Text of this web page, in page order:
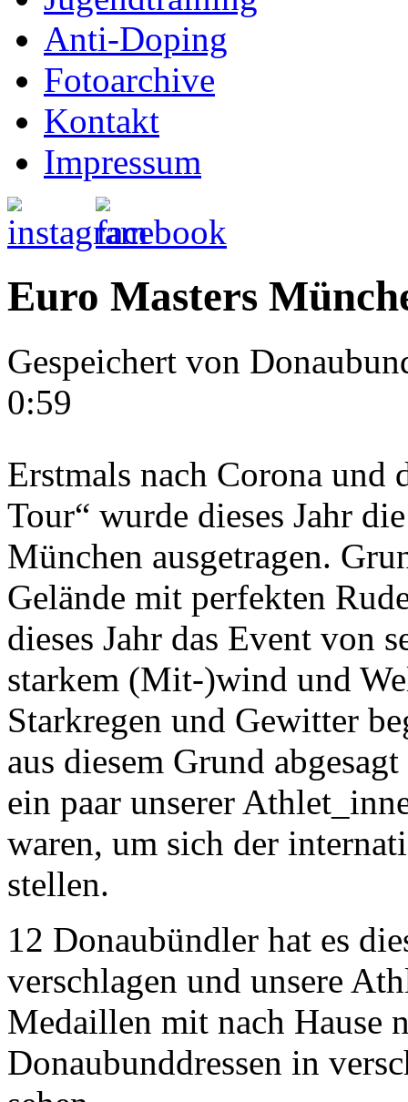
Anti-Doping
Fotoarchive
Kontakt
Impressum
Euro Masters
Gespeichert von
0:59
Erstmals nach Corona und
Tour“ wurde dieses Jahr
München ausgetragen.
Gelände mit perfekten
dieses Jahr das Event von
starkem (Mit-)wind und
Starkregen und Gewitter
aus diesem Grund
ein paar unserer
waren, um sich der
stellen.
12 Donaubündler hat es
verschlagen und unsere
Medaillen mit nach Hause
Donaubunddressen in